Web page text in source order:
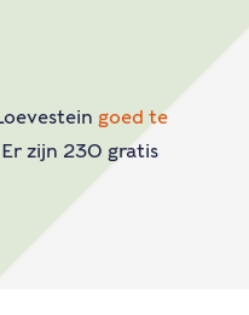
goed te
zijn 230 gratis